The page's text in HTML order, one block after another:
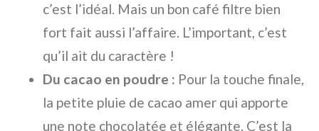
c’est l’idéal. Mais un bon café filtre bien
fort fait aussi l’affaire. L’important, c’est
qu’il ait du caractère !
Du cacao en poudre : Pour la touche finale,
la petite pluie de cacao amer qui apporte
une note chocolatée et élégante. C’est la